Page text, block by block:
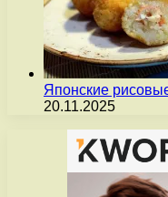
Японские
20.11.2025